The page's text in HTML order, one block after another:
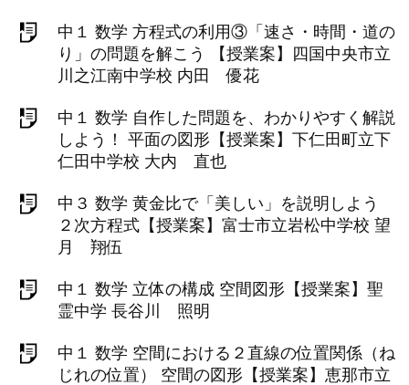
中１ 数学 方程式の利用③「速さ・時間・道の
り」の問題を解こう 【授業案】四国中央市立
川之江南中学校 内田 優花
中１ 数学 自作した問題を、わかりやすく解説
しよう！ 平面の図形【授業案】下仁田町立下
仁田中学校 大内 直也
中３ 数学 黄金比で「美しい」を説明しよう
２次方程式【授業案】富士市立岩松中学校 望
月 翔伍
中１ 数学 立体の構成 空間図形【授業案】聖
霊中学 長谷川 照明
中１ 数学 空間における２直線の位置関係（ね
じれの位置） 空間の図形【授業案】恵那市立